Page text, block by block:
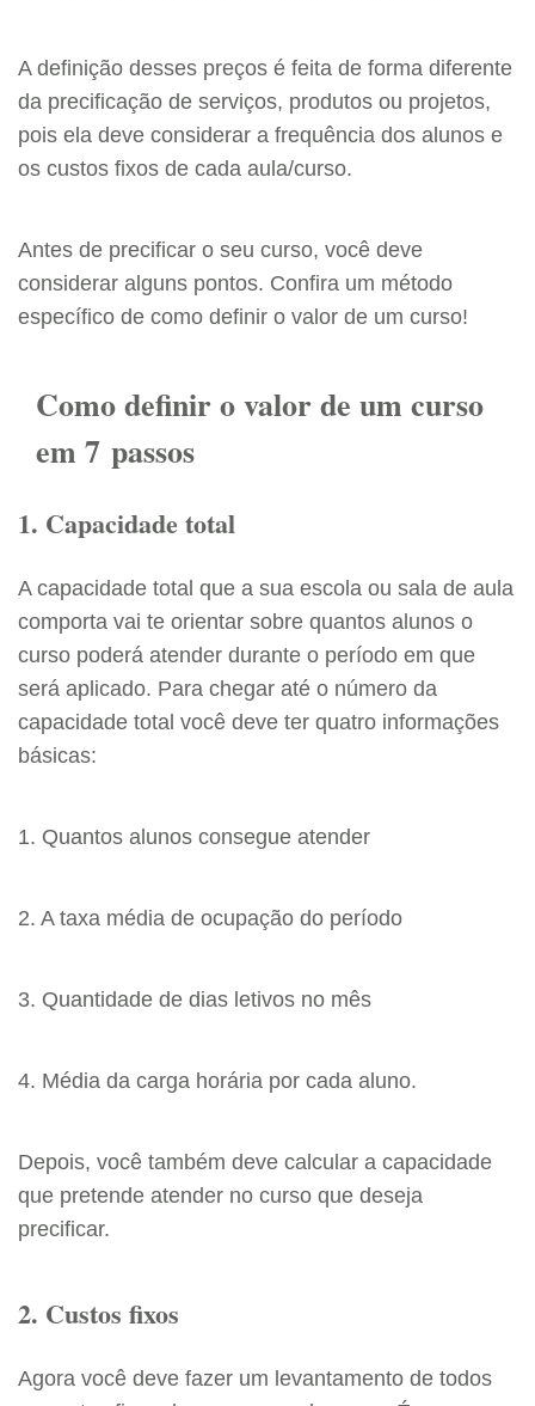
A definição desses preços é feita de forma diferente
da precificação de serviços, produtos ou projetos,
pois ela deve considerar a frequência dos alunos e
os custos fixos de cada aula/curso.
Antes de precificar o seu curso, você deve
considerar alguns pontos. Confira um método
específico de como definir o valor de um curso!
Como definir o valor de um curso
em 7 passos
1. Capacidade total
A capacidade total que a sua escola ou sala de aula
comporta vai te orientar sobre quantos alunos o
curso poderá atender durante o período em que
será aplicado. Para chegar até o número da
capacidade total você deve ter quatro informações
básicas:
1. Quantos alunos consegue atender
2. A taxa média de ocupação do período
3. Quantidade de dias letivos no mês
4. Média da carga horária por cada aluno.
Depois, você também deve calcular a capacidade
que pretende atender no curso que deseja
precificar.
2. Custos fixos
Agora você deve fazer um levantamento de todos